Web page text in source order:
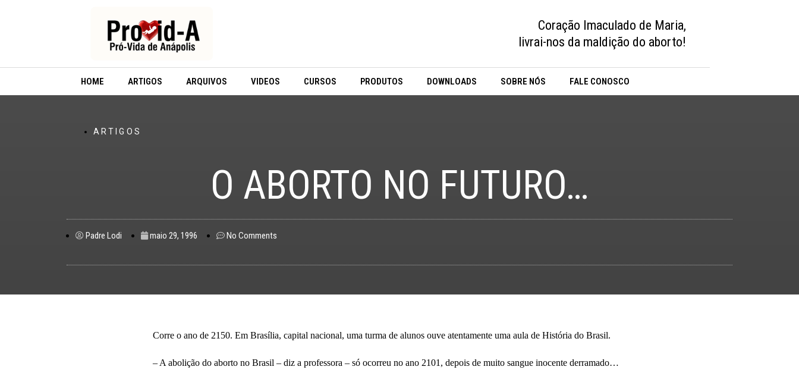
Coração Imaculado de Maria,
livrai-nos da maldição do aborto!
HOME ARTIGOS ARQUIVOS VIDEOS CURSOS PRODUTOS DOWNLOADS SOBRE NÓS FALE CONOSCO
ARTIGOS
O ABORTO NO FUTURO…
Padre Lodi maio 29, 1996 No Comments
Corre o ano de 2150. Em Brasília, capital nacional, uma turma de alunos ouve atentamente uma aula de História do Brasil.
– A abolição do aborto no Brasil – diz a professora – só ocorreu no ano 2101, depois de muito sangue inocente derramado…